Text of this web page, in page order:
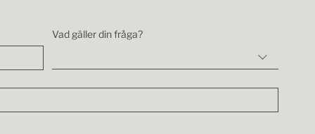
Vad gäller din fråga?